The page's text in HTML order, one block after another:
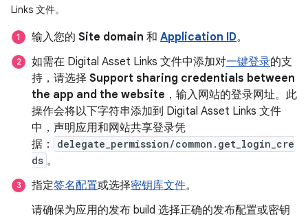
Links 文件。
输入您的 Site domain 和 Application ID。
如需在 Digital Asset Links 文件中添加对一键登录的支
持，请选择 Support sharing credentials between
the app and the website ，输入网站的登录网址。此
操作会将以下字符串添加到 Digital Asset Links 文件
中，声明应用和网站共享登录凭
据：
delegate_permission/common.get_login_cre
ds 。
指定签名配置或选择密钥库文件。
请确保为应用的发布 build 选择正确的发布配置或密钥